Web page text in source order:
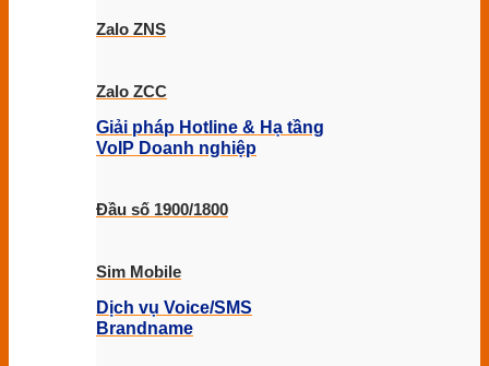
Zalo ZNS
Zalo ZCC
Giải pháp Hotline & Hạ tầng
VoIP Doanh nghiệp
Đầu số 1900/1800
Sim Mobile
Dịch vụ Voice/SMS
Brandname